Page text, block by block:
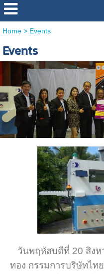
Home> Events
Events
วันพฤหัสบดีที่ 20 สิงห
ทอง กรรมการบริษัทไท